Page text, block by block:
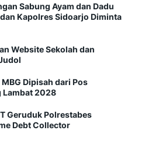
Sabung Ayam dan Dadu
Kapolres Sidoarjo Diminta
Website Sekolah dan
Dipisah dari Pos
Lambat 2028
Geruduk Polrestabes
Debt Collector